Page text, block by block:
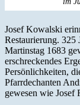
Josef Kowalski
Restaurierung. 325
Martinstag 1683
erschreckendes
Persönlichkeiten,
Pfarrdechanten
gewesen wie Josef